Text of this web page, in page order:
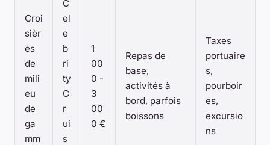
Croi
sièr
es
de
mili
eu
de
ga
mm
C
el
e
b
ri
ty
C
r
ui
s
1
00
0 -
3
00
0 €
Repas de
base,
activités à
bord, parfois
boissons
Taxes
portuaire
s,
pourboir
es,
excursio
ns